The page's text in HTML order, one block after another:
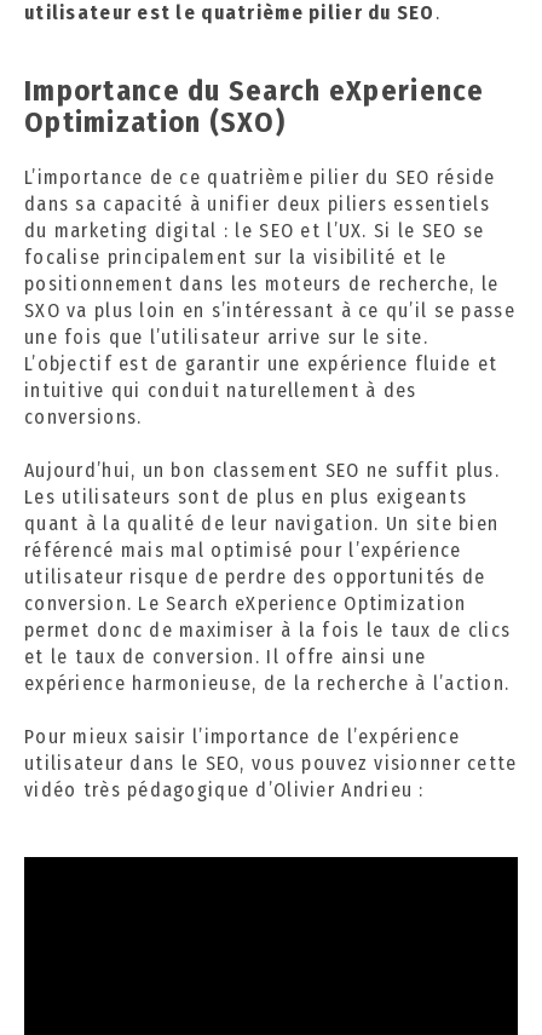
utilisateur est le quatrième pilier du SEO .
Importance du Search eXperience
Optimization (SXO)
L’importance de ce quatrième pilier du SEO réside
dans sa capacité à unifier deux piliers essentiels
du marketing digital : le SEO et l’UX. Si le SEO se
focalise principalement sur la visibilité et le
positionnement dans les moteurs de recherche, le
SXO va plus loin en s’intéressant à ce qu’il se passe
une fois que l’utilisateur arrive sur le site.
L’objectif est de garantir une expérience fluide et
intuitive qui conduit naturellement à des
conversions.
Aujourd’hui, un bon classement SEO ne suffit plus.
Les utilisateurs sont de plus en plus exigeants
quant à la qualité de leur navigation. Un site bien
référencé mais mal optimisé pour l’expérience
utilisateur risque de perdre des opportunités de
conversion. Le Search eXperience Optimization
permet donc de maximiser à la fois le taux de clics
et le taux de conversion. Il offre ainsi une
expérience harmonieuse, de la recherche à l’action.
Pour mieux saisir l’importance de l’expérience
utilisateur dans le SEO, vous pouvez visionner cette
vidéo très pédagogique d’Olivier Andrieu :